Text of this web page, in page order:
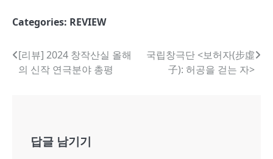
Categories: REVIEW
글
내
[리뷰] 2024 창작산실 올해
의 신작 연극분야 총평
국립창극단 <보허자(步虛
子): 허공을 걷는 자>
답글 남기기